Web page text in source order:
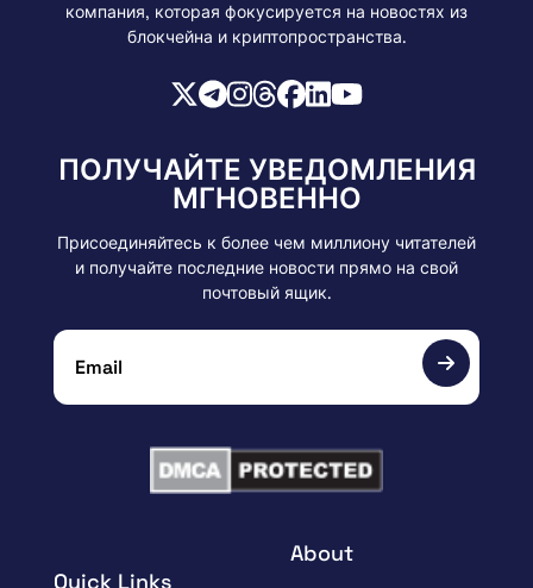
компания, которая фокусируется на новостях из
блокчейна и криптопространства.
Quick Links
About
ПОЛУЧАЙТЕ УВЕДОМЛЕНИЯ
МГНОВЕННО
Присоединяйтесь к более чем миллиону читателей
и получайте последние новости прямо на свой
почтовый ящик.